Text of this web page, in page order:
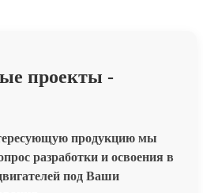
проекты -
продукцию мы
разработки и освоения в
под Ваши